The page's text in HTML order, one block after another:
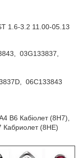
1.6-3.2 11.00-05.13
03G133837,
06C133843
B6 Кабіолет (8H7),
(8HE)